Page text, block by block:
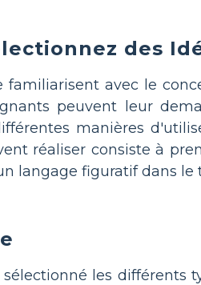
des
familiarisent avec le
peuvent leur
manières
réaliser consiste à
langage figuratif dans le
les différents